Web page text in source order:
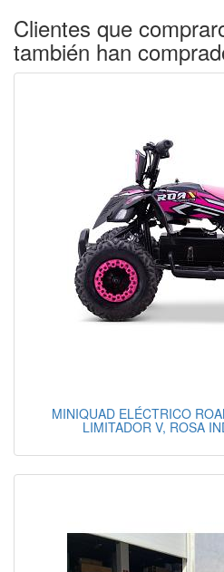
Clientes que
también han
MINIQUAD ELÉCTRICO
LIMITADOR V, ROSA